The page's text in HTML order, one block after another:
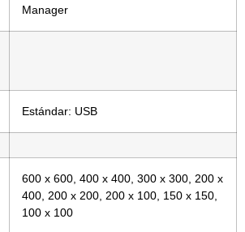
Manager
Estándar: USB
600 x 600, 400 x 400, 300 x 300, 200 x
400, 200 x 200, 200 x 100, 150 x 150,
100 x 100